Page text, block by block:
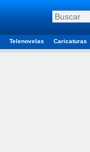
Telenovelas Caricaturas